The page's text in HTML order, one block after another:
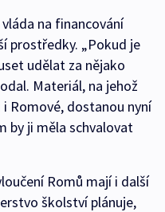
na financování
prostředky. „Pokud je
udělat za nějako
Materiál, na jehož
Romové, dostanou nyní
by ji měla schvalovat
Romů mají i další
školství plánuje,